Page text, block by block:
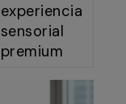
experiencia
sensorial
premium